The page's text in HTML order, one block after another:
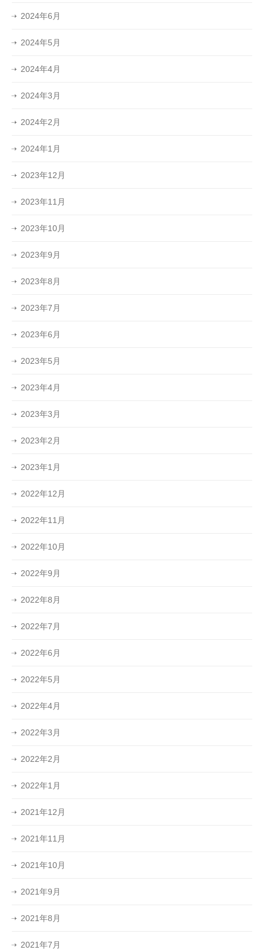
2024年6月
2024年5月
2024年4月
2024年3月
2024年2月
2024年1月
2023年12月
2023年11月
2023年10月
2023年9月
2023年8月
2023年7月
2023年6月
2023年5月
2023年4月
2023年3月
2023年2月
2023年1月
2022年12月
2022年11月
2022年10月
2022年9月
2022年8月
2022年7月
2022年6月
2022年5月
2022年4月
2022年3月
2022年2月
2022年1月
2021年12月
2021年11月
2021年10月
2021年9月
2021年8月
2021年7月